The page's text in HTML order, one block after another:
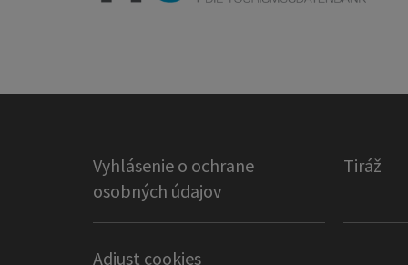
Vyhlásenie o ochrane
osobných údajov
Tiráž
Adjust cookies